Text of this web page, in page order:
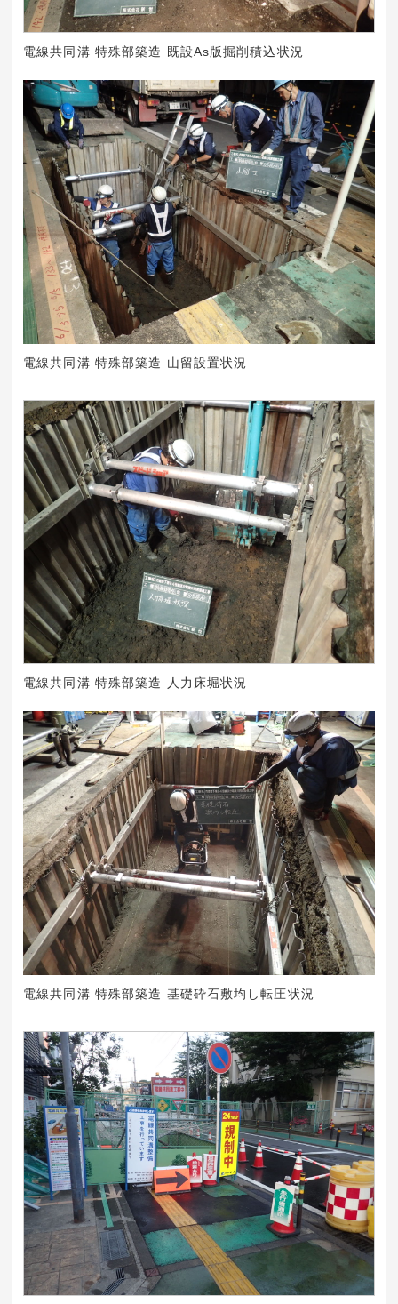
電線共同溝 特殊部築造 既設As版掘削積込状況
電線共同溝 特殊部築造 山留設置状況
電線共同溝 特殊部築造 人力床堀状況
電線共同溝 特殊部築造 基礎砕石敷均し転圧状況